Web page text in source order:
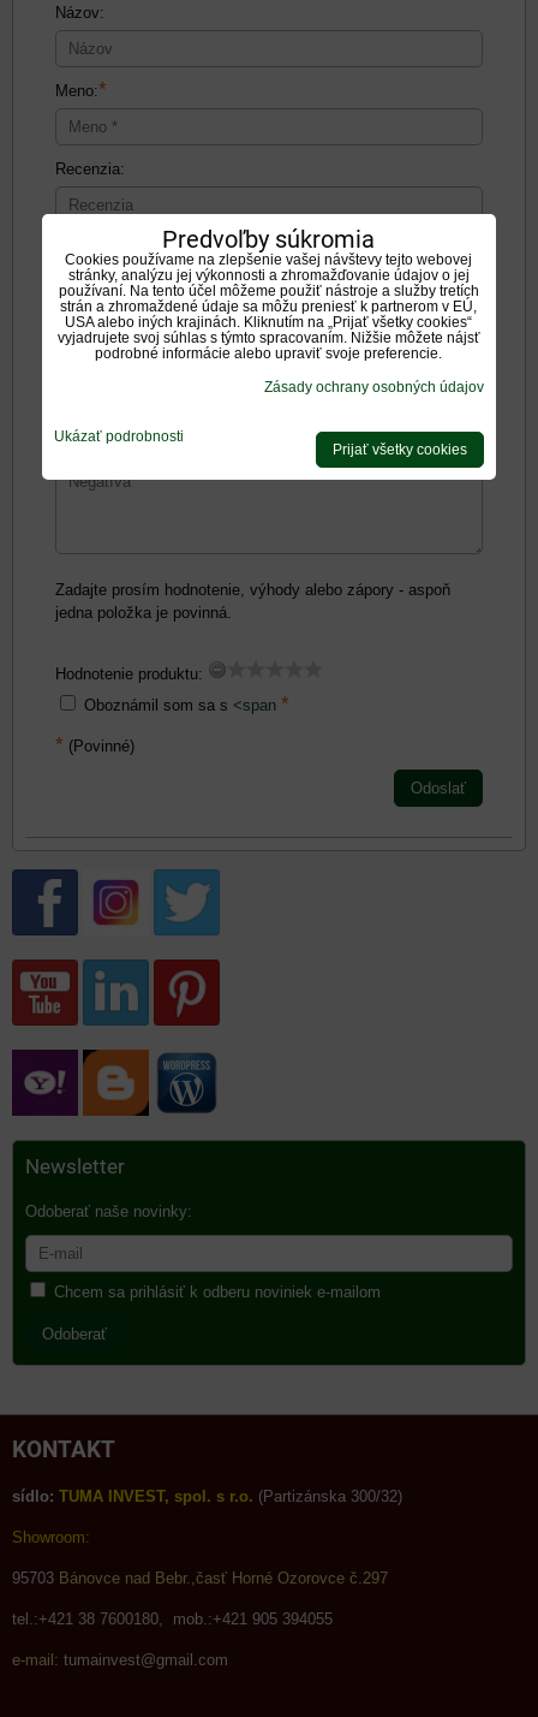
Názov:
Meno:*
Recenzia:
Pozitíva:
Negatíva:
Zadajte prosím hodnotenie, výhody alebo zápory - aspoň
jedna položka je povinná.
Hodnotenie produktu:
Oboznámil som sa s <span *
* (Povinné)
Odoslať
Newsletter
Odoberať naše novinky:
Chcem sa prihlásiť k odberu noviniek e-mailom
Odoberať
KONTAKT
sídlo: TUMA INVEST, spol. s r.o. (Partizánska 300/32)
Showroom:
95703 Bánovce nad Bebr.,časť Horné Ozorovce č.297
tel.:+421 38 7600180, mob.:+421 905 394055
e-mail: tumainvest@gmail.com
Predvoľby súkromia
Cookies používame na zlepšenie vašej návštevy tejto webovej
stránky, analýzu jej výkonnosti a zhromažďovanie údajov o jej
používaní. Na tento účel môžeme použiť nástroje a služby tretích
strán a zhromaždené údaje sa môžu preniesť k partnerom v EÚ,
USA alebo iných krajinách. Kliknutím na „Prijať všetky cookies“
vyjadrujete svoj súhlas s týmto spracovaním. Nižšie môžete nájsť
podrobné informácie alebo upraviť svoje preferencie.
Zásady ochrany osobných údajov
Ukázať podrobnosti
Prijať všetky cookies